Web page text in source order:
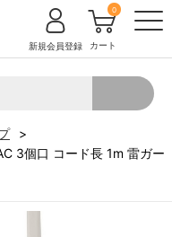
新規会員登録 カート
0
3個口 コード長 1m 雷ガー